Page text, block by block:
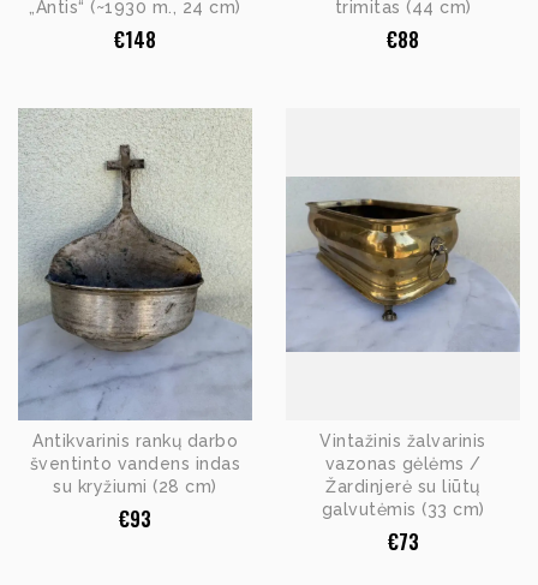
„Antis“ (~1930 m., 24 cm)
€148
trimitas (44 cm)
€88
Antikvarinis rankų darbo
šventinto vandens indas
su kryžiumi (28 cm)
€93
Vintažinis žalvarinis
vazonas gėlėms /
Žardinjerė su liūtų
galvutėmis (33 cm)
€73